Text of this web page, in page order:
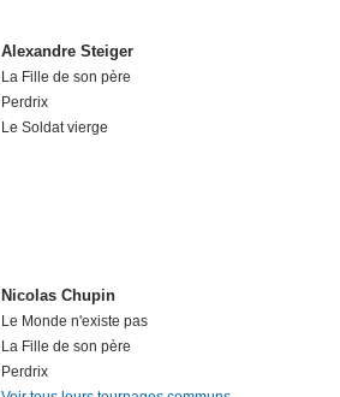
Alexandre Steiger
La Fille de son père
Perdrix
Le Soldat vierge
Nicolas Chupin
Le Monde n'existe pas
La Fille de son père
Perdrix